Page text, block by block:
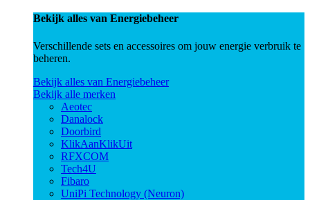
Bekijk alles van Energiebeheer
Verschillende sets en accessoires om jouw energie verbruik te
beheren.
Bekijk alles van Energiebeheer
Bekijk alle merken
Aeotec
Danalock
Doorbird
KlikAanKlikUit
RFXCOM
Tech4U
Fibaro
UniPi Technology (Neuron)